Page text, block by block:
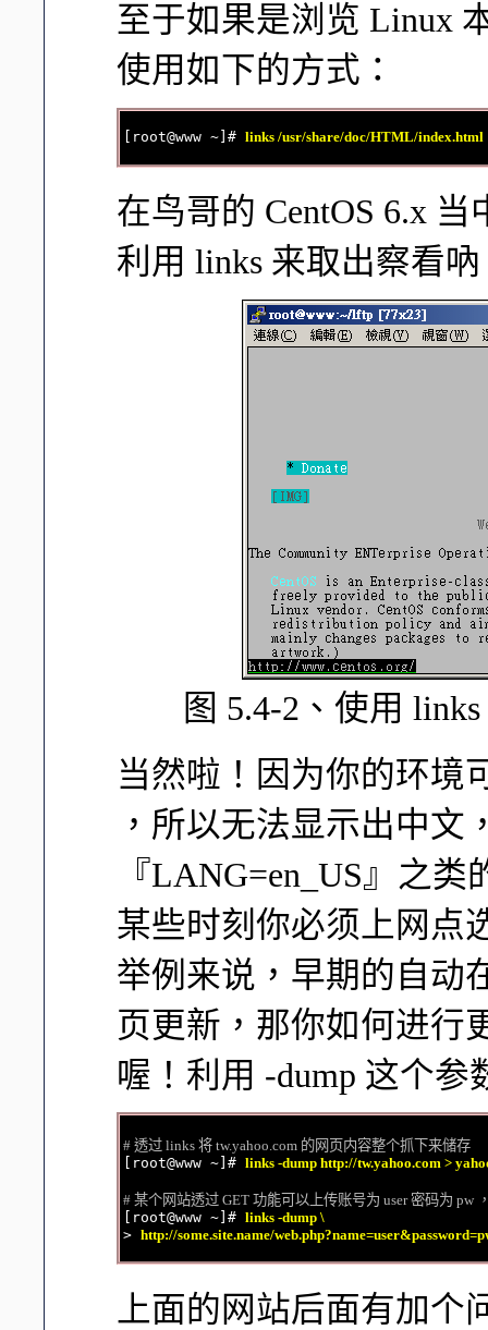
至于如果是浏览 Linux
使用如下的方式：
[root@www ~]# links /usr/share/doc/HTML/index.html
在鸟哥的 CentOS 6.x
利用 links 来取出察看
图 5.4-2、使用
当然啦！因为你的环境
，所以无法显示出中文
『LANG=en_US』之
某些时刻你必须上网点
举例来说，早期的自动
页更新，那你如何进行
喔！利用 -dump 这个参
# 透过 links 将 tw.yahoo.com 的网页内容整个抓下来储存
[root@www ~]# links -dump http://tw.yahoo.com >
# 某个网站透过 GET 功能可以上传账号为 user 密码为 pw
[root@www ~]# links -dump \
> http://some.site.name/
上面的网站后面有加